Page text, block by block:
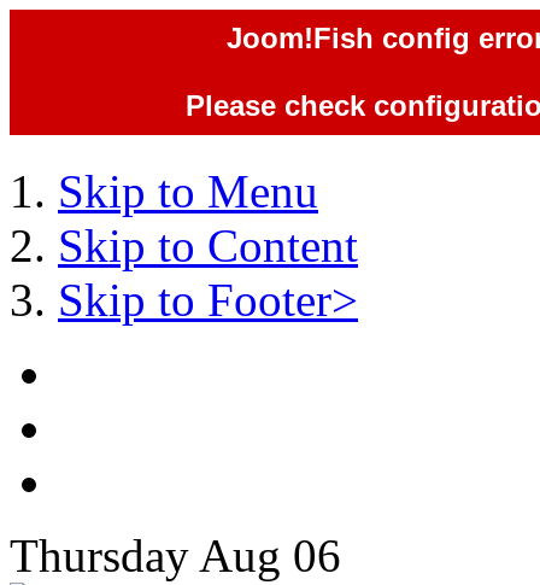
Joom!Fish config
Please check
Skip to Menu
Skip to Content
Skip to Footer>
Thursday Aug 06